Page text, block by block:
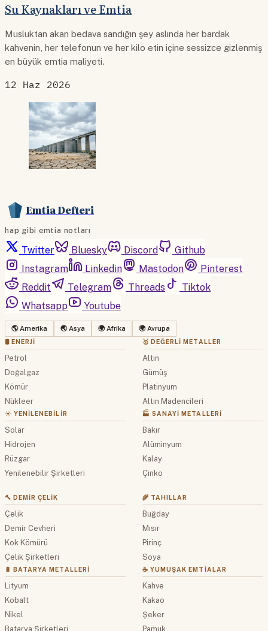
Su Kaynakları ve Emtia
Musluktan akan bedava sandığın şey aslında her bardak
kahvenin, her telefonun ve her kilo etin içine sessizce gizlenmiş
en büyük emtia maliyeti.
12 Haz 2026
Emtia Defteri
hap gibi emtia notları
Twitter Bluesky Discord
Github
Instagram
Linkedin Mastodon
Pinterest
Reddit
Telegram Threads
Tiktok
Whatsapp
Youtube
🌎 Amerika 🌏 Asya 🌍 Afrika 🌍 Avrupa
🛢 ENERJI
Petrol
Doğalgaz
Kömür
Nükleer
☀️ YENILENEBILIR
Solar
Hidrojen
Rüzgar
Yenilenebilir Şirketleri
🥇 DEĞERLI METALLER
Altın
Gümüş
Platinyum
Altın Madencileri
🏭 SANAYI METALLERI
Bakır
Alüminyum
Kalay
Çinko
🔨 DEMIR ÇELIK
Çelik
Demir Cevheri
Kok Kömürü
Çelik Şirketleri
🔋 BATARYA METALLERI
Lityum
Kobalt
Nikel
Batarya Şirketleri
🌾 TAHILLAR
Buğday
Mısır
Pirinç
Soya
☕ YUMUŞAK EMTIALAR
Kahve
Kakao
Şeker
Pamuk